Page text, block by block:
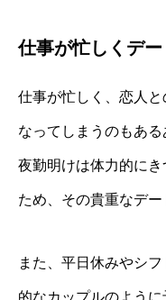
仕事が忙しくデ
仕事が忙しく、恋人
なってしまうのもある
夜勤明けは体力的に
ため、その貴重なデー
また、平日休みやシ
的なカップルのよう